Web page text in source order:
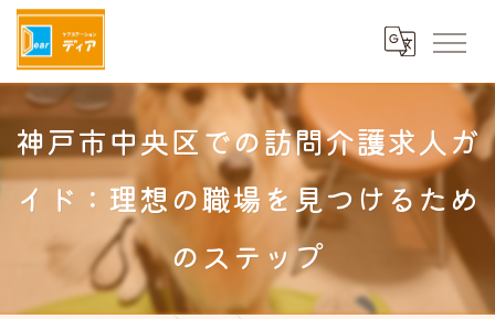
神戸市中央区での訪問介護求人ガ
イド：理想の職場を見つけるため
のステップ